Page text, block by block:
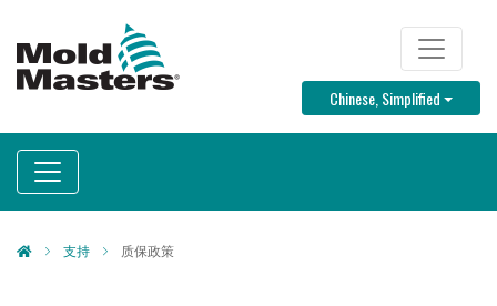
要
TOP MENU
Chinese, SimplifiedToggle
支持 质保政策